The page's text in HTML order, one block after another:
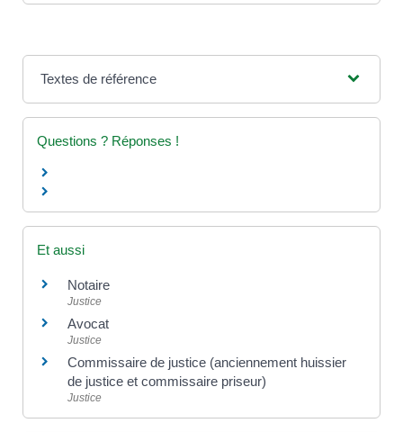
Textes de référence
Questions ? Réponses !
Et aussi
Notaire
Justice
Avocat
Justice
Commissaire de justice (anciennement huissier
de justice et commissaire priseur)
Justice